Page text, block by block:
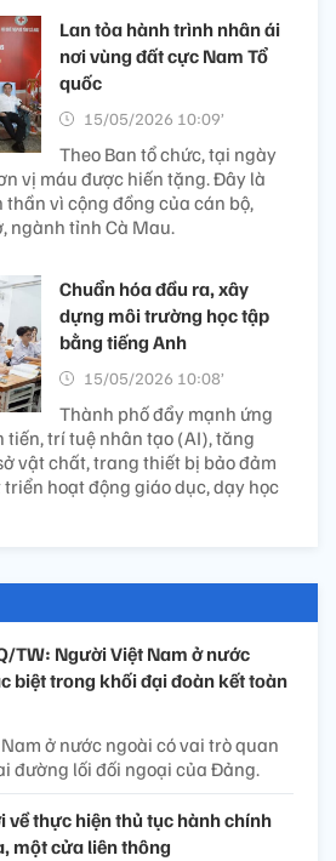
Lan tỏa hành trình nhân ái
nơi vùng đất cực Nam Tổ
quốc
15/05/2026 10:09’
Theo Ban tổ chức, tại ngày
vị máu được hiến tặng. Đây là
vì cộng đồng của cán bộ,
ngành tỉnh Cà Mau.
Chuẩn hóa đầu ra, xây
dựng môi trường học tập
bằng tiếng Anh
15/05/2026 10:08’
Thành phố đẩy mạnh ứng
tiến, trí tuệ nhân tạo (AI), tăng
vật chất, trang thiết bị bảo đảm
hoạt động giáo dục, dạy học
TW: Người Việt Nam ở nước
biệt trong khối đại đoàn kết toàn
ở nước ngoài có vai trò quan
đường lối đối ngoại của Đảng.
về thực hiện thủ tục hành chính
một cửa liên thông